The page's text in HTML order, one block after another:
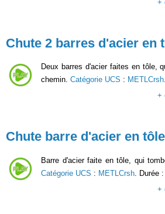
+
Chute 2 barres d'acier en
Deux barres d'acier faites en tôle,
chemin. Catégorie UCS : METLCrsh
+
Chute barre d'acier en tôle
Barre d'acier faite en tôle, qui
Catégorie UCS : METLCrsh . Durée
+